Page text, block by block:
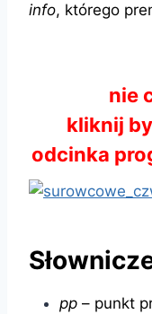
info, którego
nie
kliknij
odcinka
pp – punkt